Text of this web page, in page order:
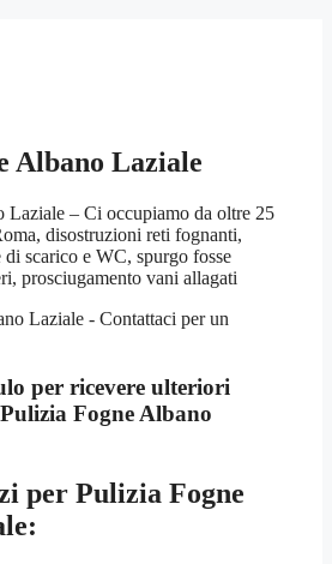
Albano Laziale
Laziale – Ci occupiamo da oltre 25
disostruzioni reti fognanti,
scarico e WC, spurgo fosse
prosciugamento vani allagati
per ricevere ulteriori
Pulizia Fogne Albano
per Pulizia Fogne